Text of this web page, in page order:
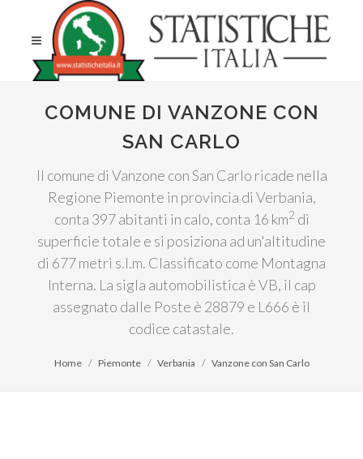
COMUNE DI VANZONE CON
SAN CARLO
Il comune di Vanzone con San Carlo ricade nella
Regione Piemonte in provincia di Verbania,
conta 397 abitanti in calo, conta 16 km2 di
superficie totale e si posiziona ad un'altitudine
di 677 metri s.l.m. Classificato come Montagna
Interna. La sigla automobilistica è VB, il cap
assegnato dalle Poste è 28879 e L666 è il
codice catastale.
Home Piemonte Verbania Vanzone con San Carlo